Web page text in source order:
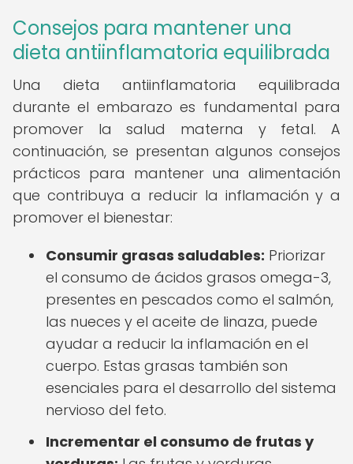
Consejos para mantener una
dieta antiinflamatoria equilibrada
Una dieta antiinflamatoria equilibrada
durante el embarazo es fundamental para
promover la salud materna y fetal. A
continuación, se presentan algunos consejos
prácticos para mantener una alimentación
que contribuya a reducir la inflamación y a
promover el bienestar:
Consumir grasas saludables: Priorizar
el consumo de ácidos grasos omega-3,
presentes en pescados como el salmón,
las nueces y el aceite de linaza, puede
ayudar a reducir la inflamación en el
cuerpo. Estas grasas también son
esenciales para el desarrollo del sistema
nervioso del feto.
Incrementar el consumo de frutas y